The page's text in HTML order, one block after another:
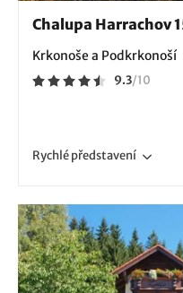
Chalupa Harrachov
Krkonoše a Podkrkonoší
9.3/10
Rychlépředstavení